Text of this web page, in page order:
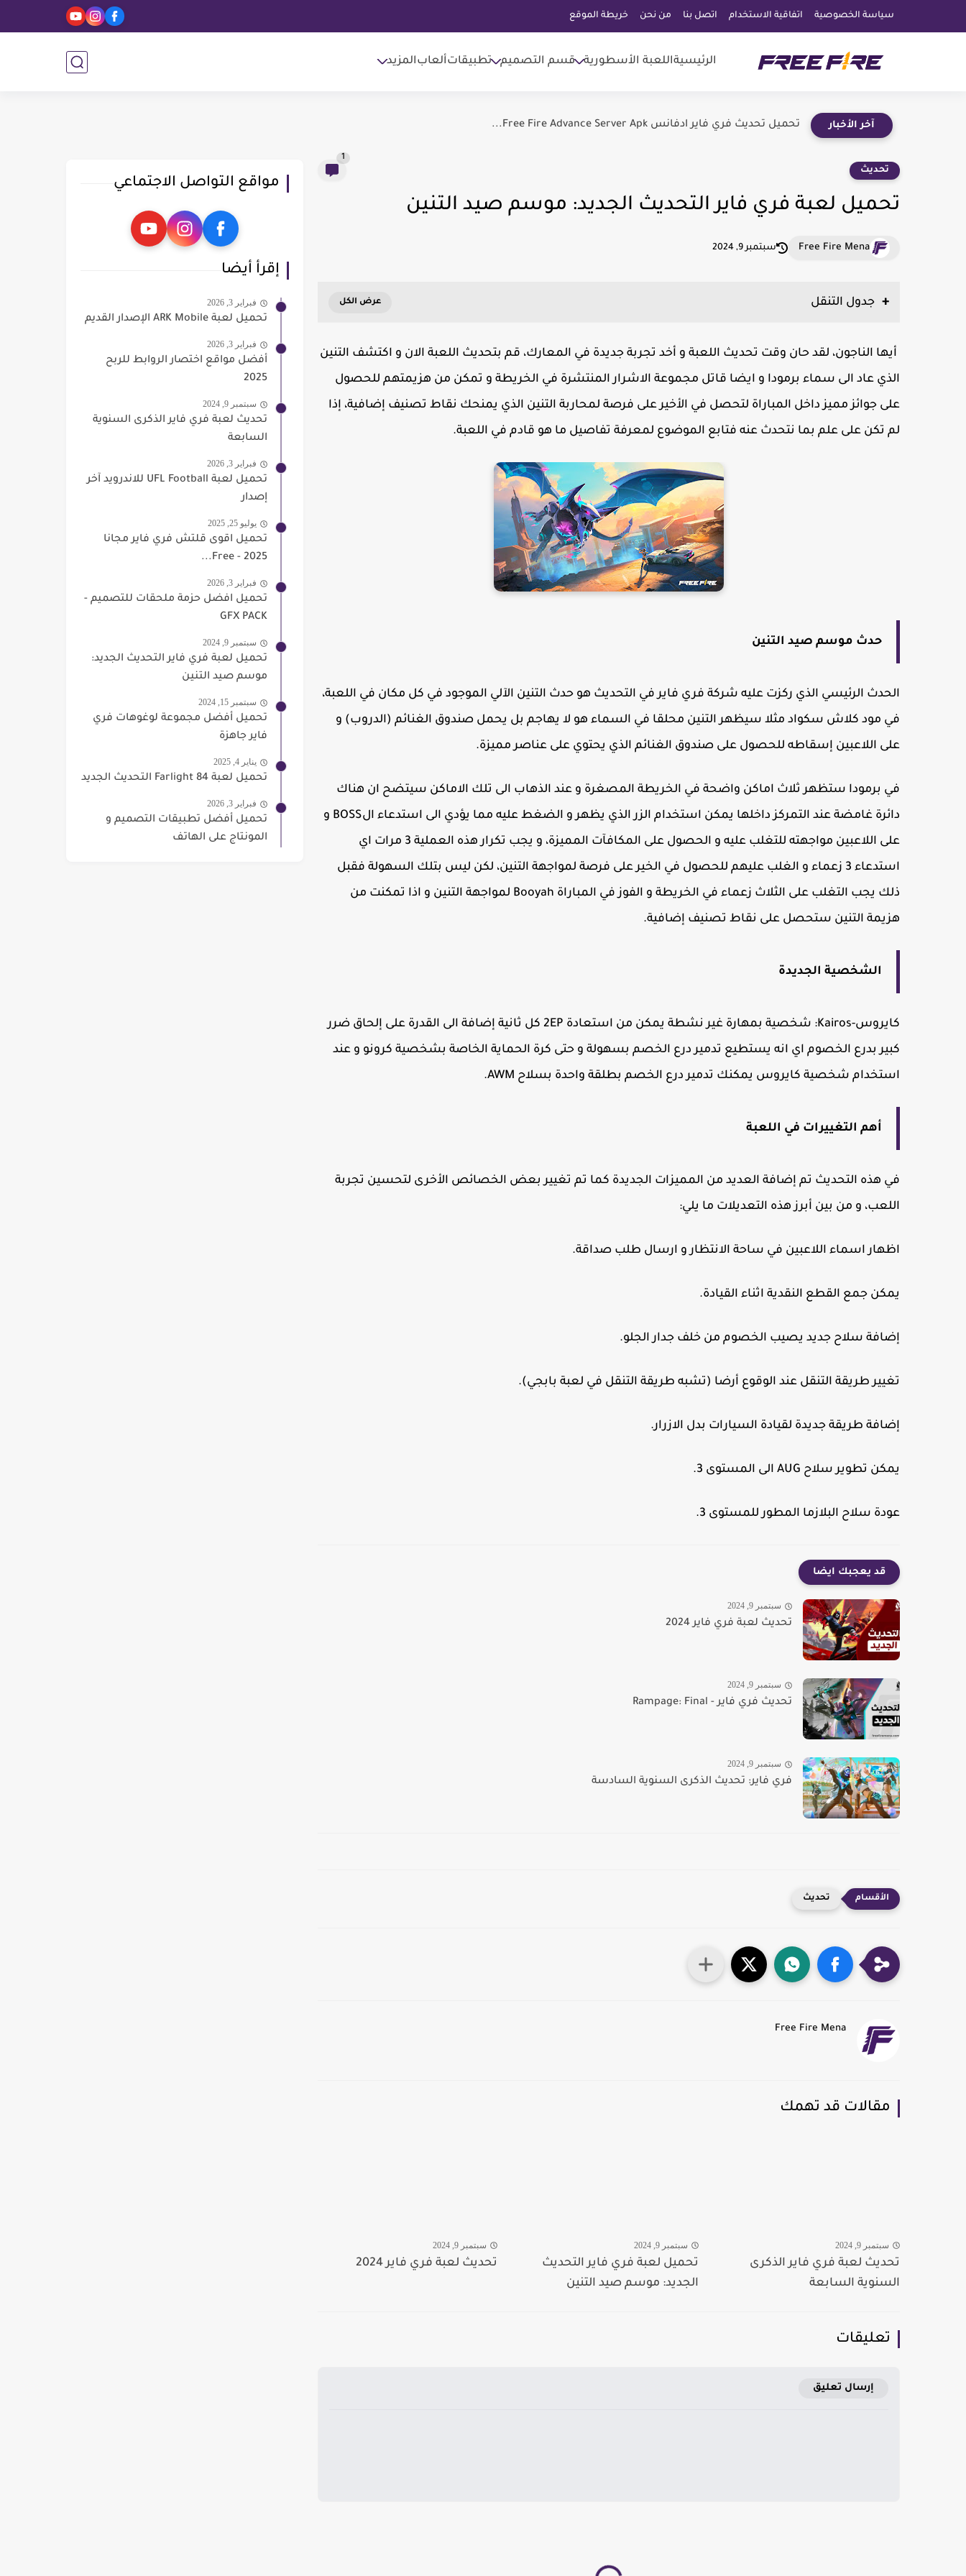
سياسة الخصوصية اتفاقية الاستخدام اتصل بنا من نحن خريطة الموقع
الرئيسيةاللعبة الأسطورية قسم التصميم تطبيقاتألعابالمزيد
آخر الأخبار تحميل تحديث فري فاير ادفانس Free Fire Advance Server Apk...
تحديث
1
تحميل لعبة فري فاير التحديث الجديد: موسم صيد التنين
Free Fire Mena سبتمبر 9, 2024
جدول التنقل
أيها الناجون، لقد حان وقت تحديث اللعبة و أخد تجربة جديدة في المعارك، قم بتحديث اللعبة الان و اكتشف التنين
الذي عاد الى سماء برمودا و ايضا قاتل مجموعة الاشرار المنتشرة في الخريطة و تمكن من هزيمتهم للحصول
على جوائز مميز داخل المباراة لتحصل في الأخير على فرصة لمحاربة التنين الذي يمنحك نقاط تصنيف إضافية، إذا
لم تكن على علم بما نتحدث عنه فتابع الموضوع لمعرفة تفاصيل ما هو قادم في اللعبة.
حدث موسم صيد التنين
الحدث الرئيسي الذي ركزت عليه شركة فري فاير في التحديث هو حدث التنين الآلي الموجود في كل مكان في اللعبة،
في مود كلاش سكواد مثلا سيظهر التنين محلقا في السماء هو لا يهاجم بل يحمل صندوق الغنائم (الدروب) و
على اللاعبين إسقاطه للحصول على صندوق الغنائم الذي يحتوي على عناصر مميزة.
في برمودا ستظهر ثلاث اماكن واضحة في الخريطة المصغرة و عند الذهاب الى تلك الاماكن سيتضح ان هناك
دائرة غامضة عند التمركز داخلها يمكن استخدام الزر الذي يظهر و الضغط عليه مما يؤدي الى استدعاء الBOSS و
على اللاعبين مواجهته للتغلب عليه و الحصول على المكافآت المميزة، و يجب تكرار هذه العملية 3 مرات اي
استدعاء 3 زعماء و الغلب عليهم للحصول في الخير على فرصة لمواجهة التنين، لكن ليس بتلك السهولة فقبل
ذلك يجب التغلب على الثلاث زعماء في الخريطة و الفوز في المباراة Booyah لمواجهة التنين و اذا تمكنت من
هزيمة التنين ستحصل على نقاط تصنيف إضافية.
الشخصية الجديدة
كايروس-Kairos: شخصية بمهارة غير نشطة يمكن من استعادة 2EP كل ثانية إضافة الى القدرة على إلحاق ضرر
كبير بدرع الخصوم اي انه يستطيع تدمير درع الخصم بسهولة و حتى كرة الحماية الخاصة بشخصية كرونو و عند
استخدام شخصية كايروس يمكنك تدمير درع الخصم بطلقة واحدة بسلاح AWM.
أهم التغييرات في اللعبة
في هذه التحديث تم إضافة العديد من المميزات الجديدة كما تم تغيير بعض الخصائص الأخرى لتحسين تجربة
اللعب، و من بين أبرز هذه التعديلات ما يلي:
اظهار اسماء اللاعبين في ساحة الانتظار و ارسال طلب صداقة.
يمكن جمع القطع النقدية اثناء القيادة.
إضافة سلاح جديد يصيب الخصوم من خلف جدار الجلو.
تغيير طريقة التنقل عند الوقوع أرضا (تشبه طريقة التنقل في لعبة بابجي).
إضافة طريقة جديدة لقيادة السيارات بدل الازرار.
يمكن تطوير سلاح AUG الى المستوى 3.
عودة سلاح البلازما المطور للمستوى 3.
قد يعجبك ايضا
سبتمبر 9, 2024
تحديث لعبة فري فاير 2024
سبتمبر 9, 2024
تحديث فري فاير - Rampage: Final
سبتمبر 9, 2024
فري فاير: تحديث الذكرى السنوية السادسة
تحديث
Free Fire Mena
مقالات قد تهمك
سبتمبر 9, 2024
تحديث لعبة فري فاير الذكرى
السنوية السابعة
سبتمبر 9, 2024
تحميل لعبة فري فاير التحديث
الجديد: موسم صيد التنين
سبتمبر 9, 2024
تحديث لعبة فري فاير 2024
تعليقات
إرسال تعليق
مواقع التواصل الاجتماعي
إقرأ أيضا
فبراير 3, 2026
تحميل لعبة ARK Mobile الإصدار القديم
فبراير 3, 2026
أفضل مواقع اختصار الروابط للربح
2025
سبتمبر 9, 2024
تحديث لعبة فري فاير الذكرى السنوية
السابعة
فبراير 3, 2026
تحميل لعبة UFL Football للاندرويد آخر
إصدار
يوليو 25, 2025
تحميل اقوى قلتش فري فاير مجانا
2025 - Free...
فبراير 3, 2026
تحميل افضل حزمة ملحقات للتصميم -
GFX PACK
سبتمبر 9, 2024
تحميل لعبة فري فاير التحديث الجديد:
موسم صيد التنين
سبتمبر 15, 2024
تحميل أفضل مجموعة لوغوهات فري
فاير جاهزة
يناير 4, 2025
تحميل لعبة Farlight 84 التحديث الجديد
فبراير 3, 2026
تحميل أفضل تطبيقات التصميم و
المونتاج على الهاتف